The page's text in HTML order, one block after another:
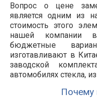
Вопрос о цене
является одним из
стоимость этого
нашей компании
бюджетные
изготавливают в
заводской
автомобилях стекла,
Почему